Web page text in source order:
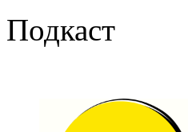
Подкаст